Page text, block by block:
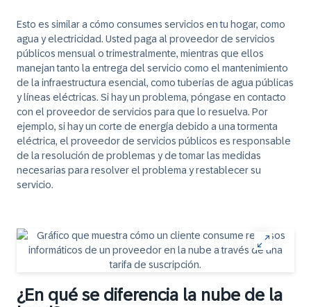
Esto es similar a cómo consumes servicios en tu hogar, como
agua y electricidad. Usted paga al proveedor de servicios
públicos mensual o trimestralmente, mientras que ellos
manejan tanto la entrega del servicio como el mantenimiento
de la infraestructura esencial, como tuberías de agua públicas
y líneas eléctricas. Si hay un problema, póngase en contacto
con el proveedor de servicios para que lo resuelva. Por
ejemplo, si hay un corte de energía debido a una tormenta
eléctrica, el proveedor de servicios públicos es responsable
de la resolución de problemas y de tomar las medidas
necesarias para resolver el problema y restablecer su
servicio.
¿En qué se diferencia la nube de la